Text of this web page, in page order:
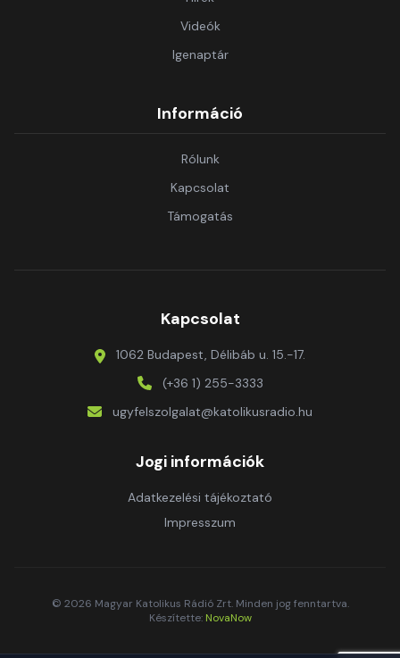
Videók
Igenaptár
Információ
Rólunk
Kapcsolat
Támogatás
Kapcsolat
1062 Budapest, Délibáb u. 15.-17.
(+36 1) 255-3333
ugyfelszolgalat@katolikusradio.hu
Jogi információk
Adatkezelési tájékoztató
Impresszum
© 2026 Magyar Katolikus Rádió Zrt. Minden jog fenntartva.
Készítette: NovaNow